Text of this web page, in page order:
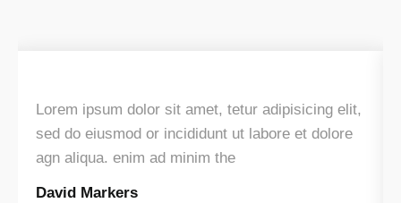
Lorem ipsum dolor sit amet, tetur adipisicing elit,
sed do eiusmod or incididunt ut labore et dolore
agn aliqua. enim ad minim the
David Markers